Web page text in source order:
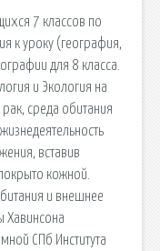
7 классов по
к уроку (география,
для 8 класса.
и Экология на
среда обитания
вставив
кожной.
и внешнее
Хавинсона
СПб Института